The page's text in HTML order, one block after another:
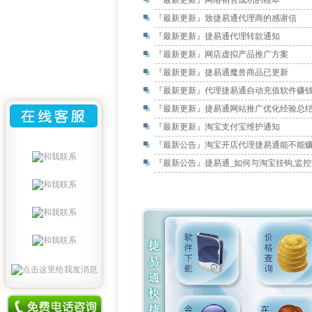
『最新更新』 致捷易通代理商的感谢信
『最新更新』 捷易通代理转款通知
『最新更新』
网店虚拟产品推广方案
『最新更新』 捷易通魔兽商品已更新
『最新更新』 代理捷易通自动充值软件赚
『最新更新』 捷易通网站推广优化经验总
『最新更新』 淘宝支付宝维护通知
『最新公告』 淘宝开店代理捷易通能不能
『最新公告』 捷易通_如何与淘宝挂钩,监